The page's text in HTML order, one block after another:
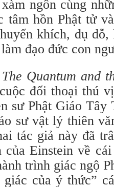
ngôn cùng
tâm hồn Phật tử
khích, dụ
đạo đức con
The Quantum and
đối thoại thú
sư Phật Giáo Tây
sư vật lý thiên
tác giả này đã
của Einstein về
trình giác ngộ
của ý thức”